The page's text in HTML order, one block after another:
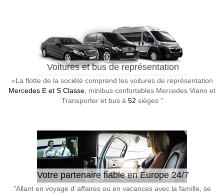
Voitures et bus de représentation
«La flotte de la société comprend les voitures de représentation
Mercedes E et S Classe , minibus confortables Mercedes Viano et
Transporter et bus à 52 sièges "
Votre partenaire fiable en Europe 24/7
"Allant en voyage d`affaires ou en vacances avec la famille, se